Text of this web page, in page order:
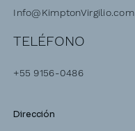
Info@KimptonVirgilio.com
TELÉFONO
+55 9156-0486
Dirección